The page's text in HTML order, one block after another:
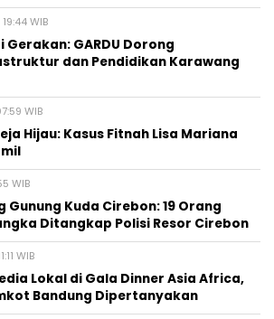
WIB
GARDU Dorong
dan Pendidikan Karawang
WIB
Hijau: Kasus Fitnah Lisa Mariana
WIB
Gunung Kuda Cirebon: 19 Orang
Ditangkap Polisi Resor Cirebon
WIB
Lokal di Gala Dinner Asia Africa,
Bandung Dipertanyakan